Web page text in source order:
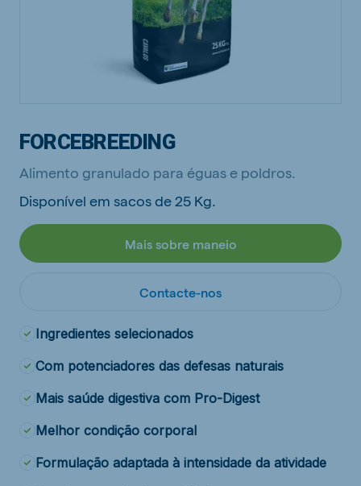
FORCEBREEDING
Alimento granulado para éguas e poldros.
Disponível em sacos de 25 Kg.
Mais sobre maneio
Contacte-nos
Ingredientes selecionados
Com potenciadores das defesas naturais
Mais saúde digestiva com Pro-Digest
Melhor condição corporal
Formulação adaptada à intensidade da atividade